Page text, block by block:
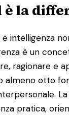
è la
e intelligenza
è un
ragionare e
almeno otto
pratica,